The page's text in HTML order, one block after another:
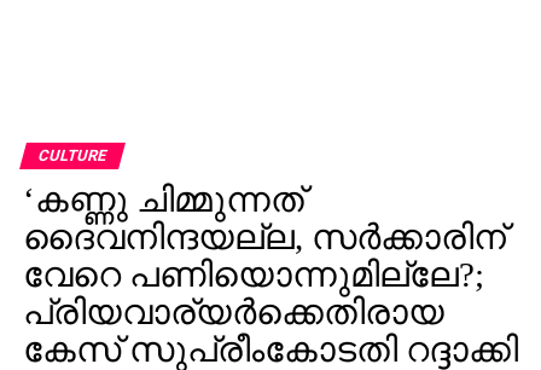
CULTURE
‘കണ്ണു ചിമ്മുന്നത്
ദൈവനിന്ദയല്ല, സര്‍ക്കാരിന്
വേറെ പണിയൊന്നുമില്ലേ?;
പ്രിയവാര്യര്‍ക്കെതിരായ
കേസ് സുപ്രീംകോടതി റദ്ദാക്കി